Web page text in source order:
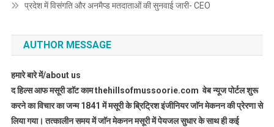
प्रदेश में विसंगति और अनमैप्ड मतदाताओं की सुनवाई जारी- CEO
AUTHOR MESSAGE
हमारे बारे में/about us
द हिल्स आफ मसूरी डाॅट काम thehillsofmussoorie.com वेब न्यूज पोर्टल शुरू
करने का विचार का जन्म 1841 में मसूरी के ब्रिट्रिश इंजीनियर जाॅन मेकनन की प्रेरणा से
लिया गया। तत्कालीन समय में जाॅन मेकनन मसूरी में पेयजल सुधार के साथ ही कई